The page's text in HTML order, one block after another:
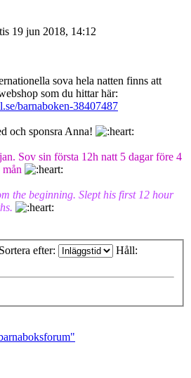
tis 19 jun 2018, 14:12
sova hela natten finns att
som du hittar här:
barnaboken-38407487
och sponsra Anna!
Sov sin första 12h natt 5 dagar före 4
the beginning. Slept his first 12 hour
Sortera efter: Håll: